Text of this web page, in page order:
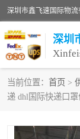
深圳
当前位置： 首页 >
递 dhl国际快递口
联邦快递
俄罗斯快递